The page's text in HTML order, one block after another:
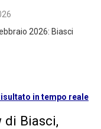
2026: Biasci
di Biasci,